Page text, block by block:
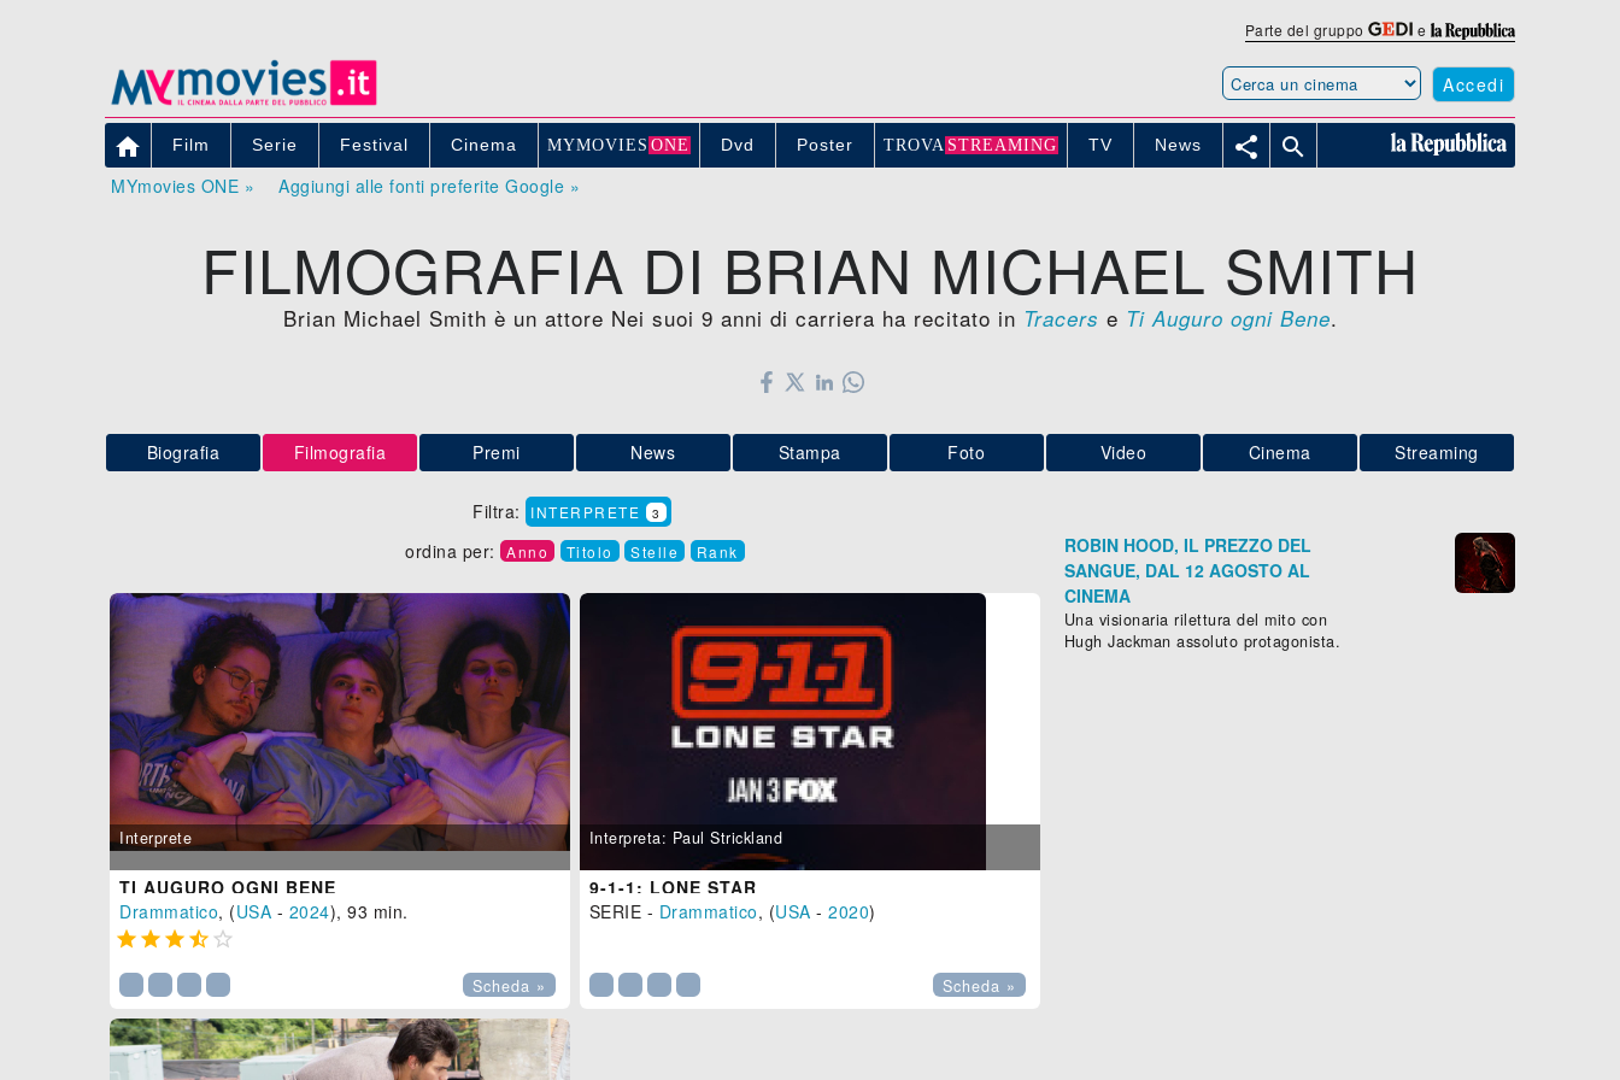
Parte del gruppo e
Accedi
 Film Serie Festival Cinema MYMOVIE S ONE Dvd Poster TROVA STREAMING TV News  
MYmovies ONE » Aggiungi alle fonti preferite Google »
FILMOGRAFIA DI BRIAN MICHAEL SMITH
Brian Michael Smith è un attore Nei suoi 9 anni di carriera ha recitato in Tracers e Ti Auguro ogni Bene.
Biografia Filmografia Premi News Stampa Foto Video Cinema Streaming
Filtra: INTERPRETE 3
ordina per: Anno Titolo Stelle Rank
Interprete
TI AUGURO OGNI BENE
Drammatico, (USA - 2024), 93 min.
    
Scheda »
Interpreta: Paul Strickland
9-1-1: LONE STAR
SERIE - Drammatico, (USA -2020)
Scheda »
ROBIN HOOD, IL PREZZO DEL
SANGUE, DAL 12 AGOSTO AL
CINEMA
Una visionaria rilettura del mito con
Hugh Jackman assoluto protagonista.